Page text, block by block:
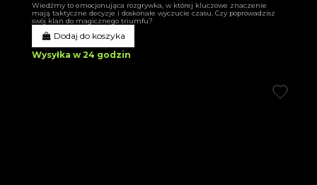
Wiedźmy to emocjonująca rozgrywka, w której kluczowe znaczenie
mają taktyczne decyzje i doskonałe wyczucie czasu. Czy poprowadzisz
swój klan do magicznego triumfu?
Dodaj do koszyka
Wysyłka w 24 godzin